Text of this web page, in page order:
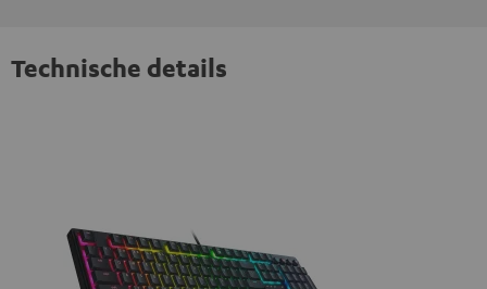
Technische details